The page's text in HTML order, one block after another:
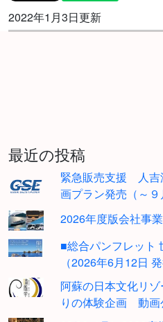
2022年1月3日更新
最近の投稿
緊急販売支援 人
画プラン発売（～９
2026年度版会社事
■総合パンフレット
（2026年6月12日
阿蘇の日本文化リ
りの体験企画 動画